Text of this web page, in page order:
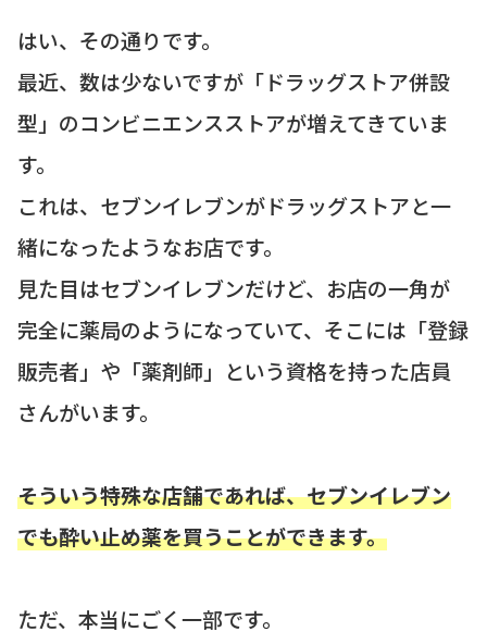
はい、その通りです。
最近、数は少ないですが「ドラッグストア併設
型」のコンビニエンスストアが増えてきていま
す。
これは、セブンイレブンがドラッグストアと一
緒になったようなお店です。
見た目はセブンイレブンだけど、お店の一角が
完全に薬局のようになっていて、そこには「登録
販売者」や「薬剤師」という資格を持った店員
さんがいます。
そういう特殊な店舗であれば、セブンイレブン
でも酔い止め薬を買うことができます。
ただ、本当にごく一部です。